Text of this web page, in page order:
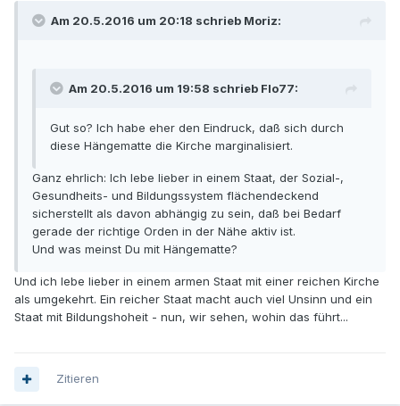
Am 20.5.2016 um 20:18 schrieb Moriz:
Am 20.5.2016 um 19:58 schrieb Flo77:
Gut so? Ich habe eher den Eindruck, daß sich durch
diese Hängematte die Kirche marginalisiert.
Ganz ehrlich: Ich lebe lieber in einem Staat, der Sozial-,
Gesundheits- und Bildungssystem flächendeckend
sicherstellt als davon abhängig zu sein, daß bei Bedarf
gerade der richtige Orden in der Nähe aktiv ist.
Und was meinst Du mit Hängematte?
Und ich lebe lieber in einem armen Staat mit einer reichen Kirche
als umgekehrt. Ein reicher Staat macht auch viel Unsinn und ein
Staat mit Bildungshoheit - nun, wir sehen, wohin das führt...
Zitieren